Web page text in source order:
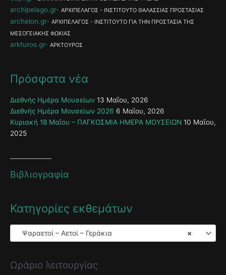
archipelago.gr ΑΡΧΙΠΕΛΑΓΟΣ - ΙΝΣΤΙΤΟΥΤΟ ΘΑΛΑΣΣΙΑΣ ΠΡΟΣΤΑΣΙΑΣ
archelon.gr
ΑΡΧΙΠΕΛΑΓΟΣ - ΙΝΣΤΙΤΟΥΤΟ ΓΙΑ ΤΗΝ ΠΡΟΣΤΑΣΙΑ ΤΗΣ
ΜΕΣΟΓΕΙΑΚΗΣ ΦΩΚΙΑΣ
arkturos.gr ΑΡΚΤΟΥΡΟΣ
Πρόσφατα νέα
Διεθνής Ημέρα Μουσείων 13 Μαΐου, 2026
Διεθνής Ημέρα Μουσείων 2026 6 Μαΐου, 2026
Κυριακή 18 Μαΐου – ΠΑΓΚΟΣΜΙΑ ΗΜΕΡΑ ΜΟΥΣΕΙΩΝ 10 Μαΐου,
2025
Βιβλιογραφία
Κατηγορίες εκθεμάτων
×
Ψαραετοί – Αετοί – Γεράκια
Ωράριο λειτουργίας